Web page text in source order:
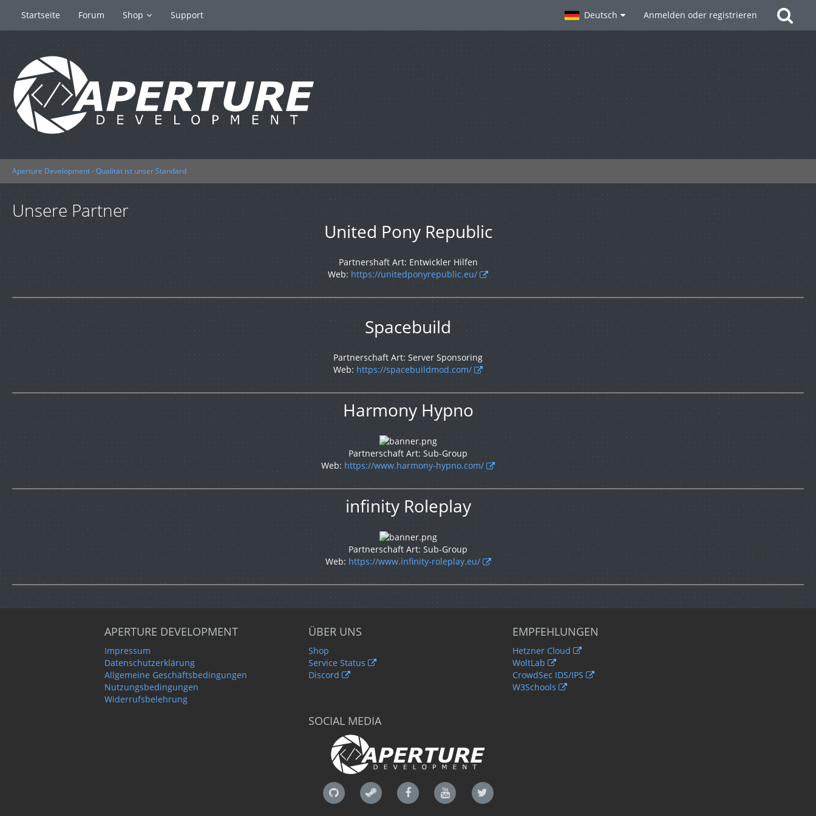
Startseite Forum Shop Support Deutsch Anmelden oder registrieren
Aperture Development - Qualität ist unser Standard
Unsere Partner
United Pony Republic
Partnershaft Art: Entwickler Hilfen
Web:https://unitedponyrepublic.eu/
Spacebuild
Partnerschaft Art: Server Sponsoring
Web: https://spacebuildmod.com/
Harmony Hypno
Partnerschaft Art: Sub-Group
Web: https://www.harmony-hypno.com/
infinity Roleplay
Partnerschaft Art: Sub-Group
Web: https://www.infinity-roleplay.eu/
APERTURE DEVELOPMENT
Impressum
Datenschutzerklärung
Allgemeine Geschäftsbedingungen
Nutzungsbedingungen
Widerrufsbelehrung
ÜBER UNS
Shop
Service Status
Discord
EMPFEHLUNGEN
Hetzner Cloud
WoltLab
CrowdSec IDS/IPS
W3Schools
SOCIAL MEDIA